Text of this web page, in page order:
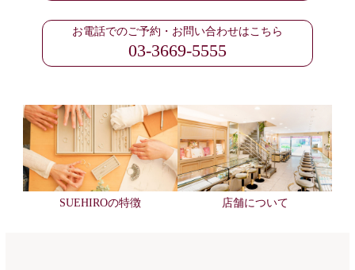
お電話でのご予約・お問い合わせはこちら
03-3669-5555
SUEHIROの特徴 店舗について